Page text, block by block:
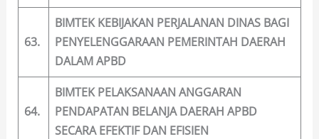
63.
BIMTEK KEBIJAKAN PERJALANAN DINAS BAGI
PENYELENGGARAAN PEMERINTAH DAERAH
DALAM APBD
64.
BIMTEK PELAKSANAAN ANGGARAN
PENDAPATAN BELANJA DAERAH APBD
SECARA EFEKTIF DAN EFISIEN